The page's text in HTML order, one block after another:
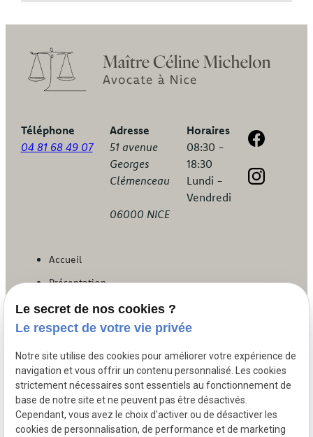
Téléphone
04 81 68 49 07
Adresse
51 avenue
Georges
Clémenceau
06000 NICE
Horaires
08:30 -
18:30
Lundi -
Vendredi
Accueil
Présentation
Droit de la famille
Droit du dommage corporel
Droit des contrats
Droit pénal
Honoraires
Actualités
Le secret de nos cookies ?
Le respect de votre vie privée
Notre site utilise des cookies pour améliorer votre expérience de
navigation et vous offrir un contenu personnalisé. Les cookies
strictement nécessaires sont essentiels au fonctionnement de
base de notre site et ne peuvent pas être désactivés.
Cependant, vous avez le choix d'activer ou de désactiver les
cookies de personnalisation, de performance et de marketing